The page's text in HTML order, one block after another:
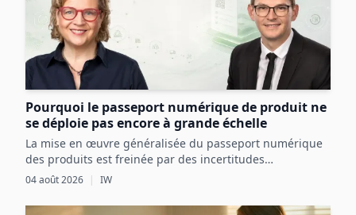
Pourquoi le passeport numérique de produit ne
se déploie pas encore à grande échelle
La mise en œuvre généralisée du passeport numérique
des produits est freinée par des incertitudes
réglementaires, des défis techniques et des coûts
initiaux élevés, malgré ses avantages potentiels pour
l’économie circulaire.
04 août 2026 | IW